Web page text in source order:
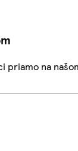
priamo na